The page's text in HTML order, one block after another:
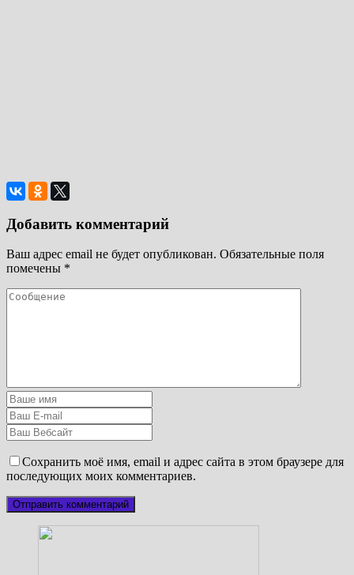
Добавить комментарий
Ваш адрес email не будет опубликован. Обязательные поля
помечены *
Сохранить моё имя, email и адрес сайта в этом браузере для
последующих моих комментариев.